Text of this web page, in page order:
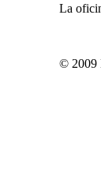
La
© 2009